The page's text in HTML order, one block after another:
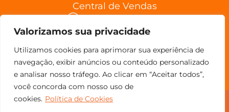
Valorizamos sua privacidade
Utilizamos cookies para aprimorar sua experiência de
navegação, exibir anúncios ou conteúdo personalizado
e analisar nosso tráfego. Ao clicar em “Aceitar todos”,
você concorda com nosso uso de
cookies. Política de Cookies
Central de Vendas
Confira a Política de Cancelamentos
© Copyright 2023 - Todos os direitos reservados.